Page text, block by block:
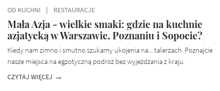
OD KUCHNI RESTAURACJE
Mała Azja - wielkie smaki: gdzie na kuchnie
azjatycką w Warszawie, Poznaniu i Sopocie?
Kiedy nam zimno i smutno szukamy ukojenia na... talerzach. Poznajcie
nasze miejsca na egzotyczną podroż bez wyjeżdżania z kraju.
CZYTAJ WIĘCEJ